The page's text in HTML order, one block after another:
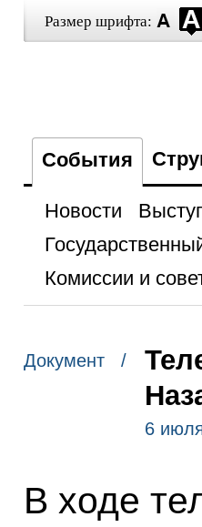
Размер шрифта:
События
Новости
Комиссии и
Документ /
6
В ходе